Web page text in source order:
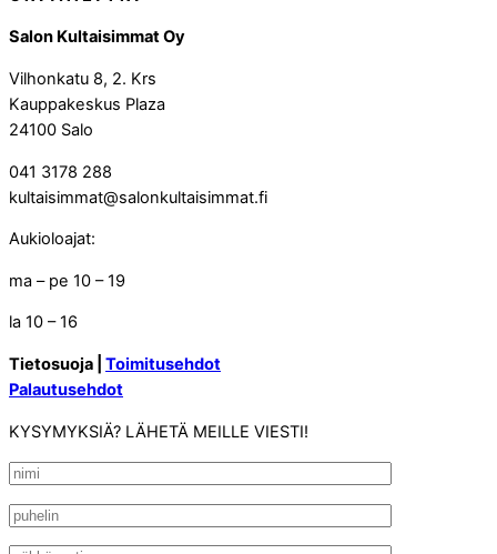
Salon Kultaisimmat Oy
Vilhonkatu 8, 2. Krs
Kauppakeskus Plaza
24100 Salo
041 3178 288
kultaisimmat@salonkultaisimmat.fi
Aukioloajat:
ma – pe 10 – 19
la 10 – 16
Tietosuoja | Toimitusehdot
Palautusehdot
KYSYMYKSIÄ? LÄHETÄ MEILLE VIESTI!